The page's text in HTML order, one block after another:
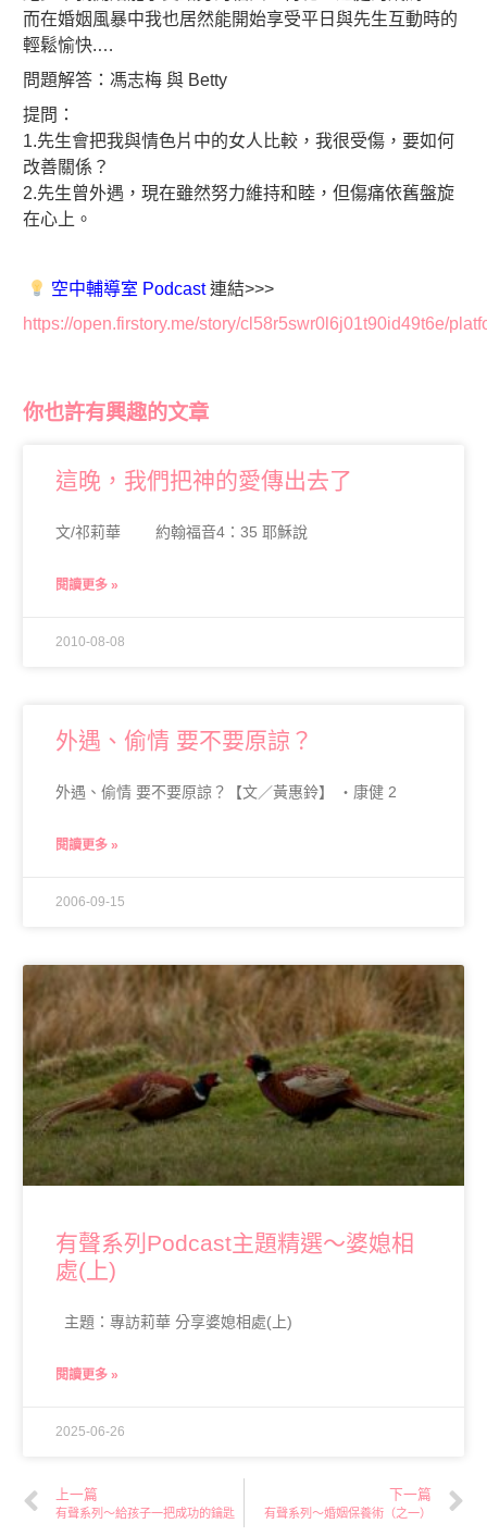
而在婚姻風暴中我也居然能開始享受平日與先生互動時的
輕鬆愉快.…
問題解答：馮志梅 與 Betty
提問：
1.先生會把我與情色片中的女人比較，我很受傷， 要如何
改善關係？
2.先生曾外遇，現在雖然努力維持和睦，但傷痛依舊盤旋
在心上。
空中輔導室 Podcast 連結>>>
https://open.firstory.me/story/cl58r5swr0l6j01t90id49t6e/
你也許有興趣的文章
這晚，我們把神的愛傳出去了
文/祁莉華 約翰福音4：35 耶穌說
閱讀更多 »
2010-08-08
外遇、偷情 要不要原諒？
外遇、偷情 要不要原諒？【文／黃惠鈴】 ‧康健 2
閱讀更多 »
2006-09-15
有聲系列Podcast主題精選～婆媳相
處(上)
主題：專訪莉華 分享婆媳相處(上)
閱讀更多 »
2025-06-26
上一篇
有聲系列～給孩子一把成功的鑰匙
下一篇
有聲系列～婚姻保養術（之一）